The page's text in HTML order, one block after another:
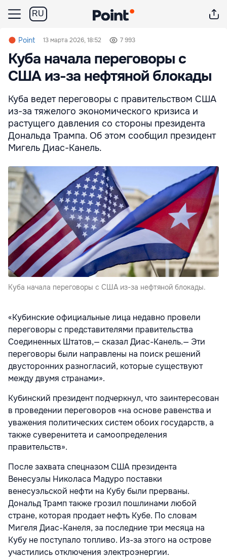
RU
Point 13 марта 2026, 18:52 7 993
Куба начала переговоры с
США из-за нефтяной блокады
Куба ведет переговоры с правительством США
из-за тяжелого экономического кризиса и
растущего давления со стороны президента
Дональда Трампа. Об этом сообщил президент
Мигель Диас-Канель.
Куба начала переговоры с США из-за нефтяной блокады.
«Кубинские официальные лица недавно провели
переговоры с представителями правительства
Соединенных Штатов,— сказал Диас-Канель.— Эти
переговоры были направлены на поиск решений
двусторонних разногласий, которые существуют
между двумя странами».
Кубинский президент подчеркнул, что заинтересован
в проведении переговоров «на основе равенства и
уважения политических систем обоих государств, а
также суверенитета и самоопределения
правительств».
После захвата спецназом США президента
Венесуэлы Николаса Мадуро поставки
венесуэльской нефти на Кубу были прерваны.
Дональд Трамп также грозил пошлинами любой
стране, которая продает нефть Кубе. По словам
Мигеля Диас-Канеля, за последние три месяца на
Кубу не поступало топливо. Из-за этого на острове
участились отключения электроэнергии.